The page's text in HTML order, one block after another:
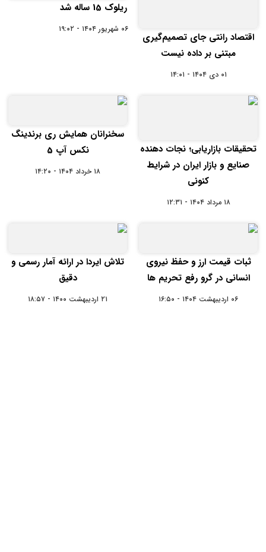
اقتصاد رانتی جای تصمیم‌گیری
مبتنی بر داده نیست
۰۱ دی ۱۴۰۴ - ۱۴:۰۱
ریلوک 15 ساله شد
۰۶ شهریور ۱۴۰۴ - ۱۹:۰۲
تحقیقات بازاریابی؛ نجات دهنده
صنایع و بازار ایران در شرایط
کنونی
۱۸ مرداد ۱۴۰۴ - ۱۲:۳۱
سخنرانان همایش ری‌ برندینگ
نکس‌ آپ 5
۱۸ خرداد ۱۴۰۴ - ۱۴:۲۰
ثبات قیمت ارز و حفظ نیروی
انسانی در گرو رفع تحریم ها
۰۶ اردیبهشت ۱۴۰۴ - ۱۶:۵۰
تلاش ایردا در ارائه آمار رسمی و
دقیق
۲۱ اردیبهشت ۱۴۰۰ - ۱۸:۵۷